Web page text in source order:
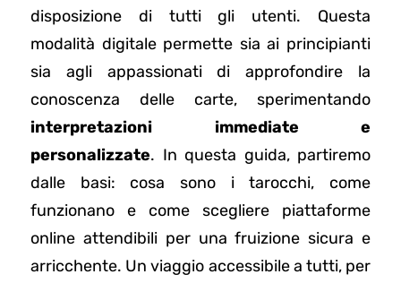
disposizione di tutti gli utenti. Questa
modalità digitale permette sia ai principianti
sia agli appassionati di approfondire la
conoscenza delle carte, sperimentando
interpretazioni immediate e
personalizzate. In questa guida, partiremo
dalle basi: cosa sono i tarocchi, come
funzionano e come scegliere piattaforme
online attendibili per una fruizione sicura e
arricchente. Un viaggio accessibile a tutti, per